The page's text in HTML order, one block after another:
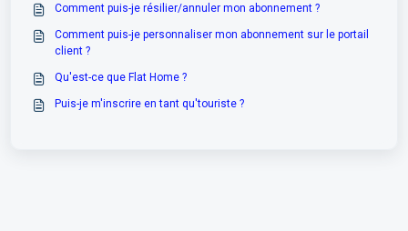
Comment puis-je résilier/annuler mon abonnement ?
Comment puis-je personnaliser mon abonnement sur le portail
client ?
Qu'est-ce que Flat Home ?
Puis-je m'inscrire en tant qu'touriste ?